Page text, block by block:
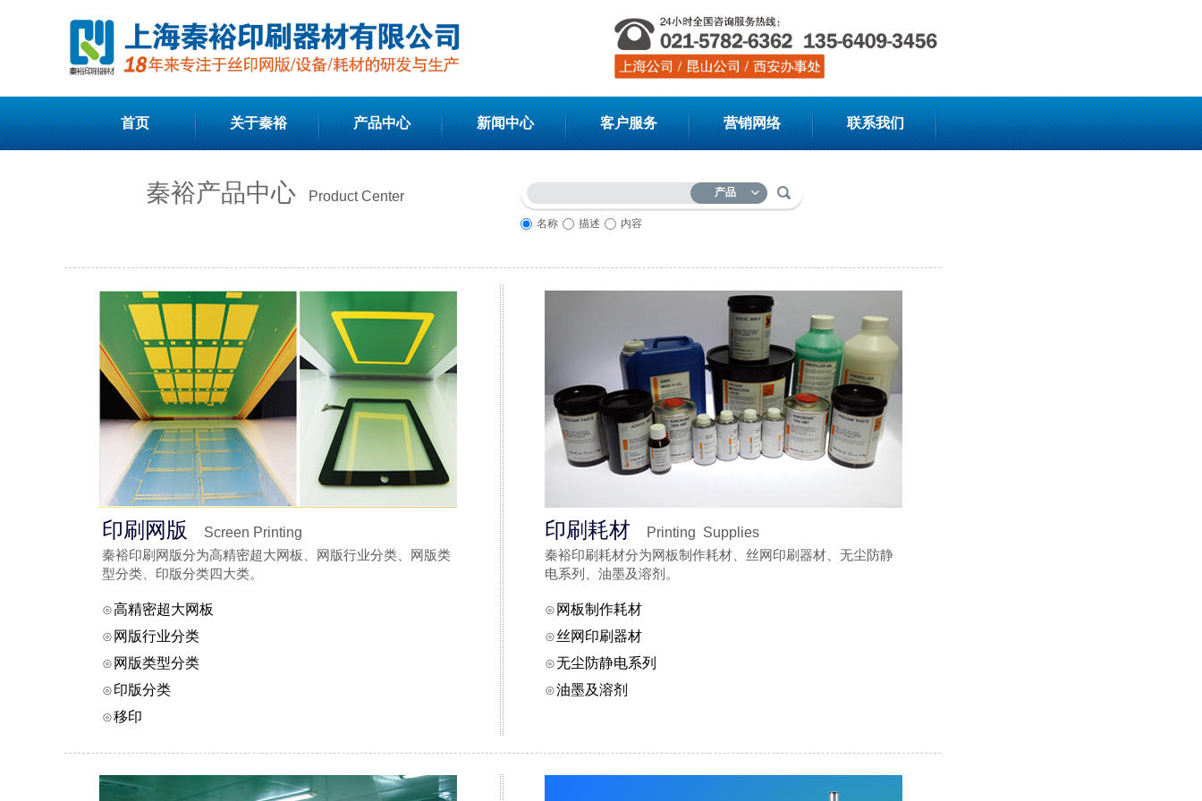
首页 关于秦裕 产品中心 新闻中心 客户服务 营销网络 联系我们
产品
名称 描述 内容
秦裕产品中心 Product Center
印刷耗材
Printing Supplies
秦裕印刷耗材分为网板制作耗材、丝网印刷器材、无尘防静
电系列、油墨及溶剂。
印刷网版
Screen Printing
秦裕印刷网版分为高精密超大网板、网版行业分类、网版类
型分类、印版分类四大类。
⊙ 网板制作耗材
⊙丝网印刷器材
⊙无尘防静电系列
⊙油墨及溶剂
⊙高精密超大网板
⊙ 网版行业分类
⊙ 网版类型分类
⊙印版分类
⊙移印